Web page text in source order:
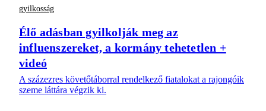
gyilkosság
Élő adásban gyilkolják meg az
influenszereket, a kormány tehetetlen +
videó
A százezres követőtáborral rendelkező fiatalokat a rajongóik
szeme láttára végzik ki.